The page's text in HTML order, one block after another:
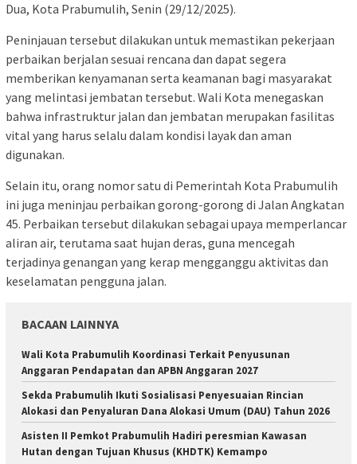
Dua, Kota Prabumulih, Senin (29/12/2025).
Peninjauan tersebut dilakukan untuk memastikan pekerjaan
perbaikan berjalan sesuai rencana dan dapat segera
memberikan kenyamanan serta keamanan bagi masyarakat
yang melintasi jembatan tersebut. Wali Kota menegaskan
bahwa infrastruktur jalan dan jembatan merupakan fasilitas
vital yang harus selalu dalam kondisi layak dan aman
digunakan.
Selain itu, orang nomor satu di Pemerintah Kota Prabumulih
ini juga meninjau perbaikan gorong-gorong di Jalan Angkatan
45. Perbaikan tersebut dilakukan sebagai upaya memperlancar
aliran air, terutama saat hujan deras, guna mencegah
terjadinya genangan yang kerap mengganggu aktivitas dan
keselamatan pengguna jalan.
BACAAN LAINNYA
Wali Kota Prabumulih Koordinasi Terkait Penyusunan
Anggaran Pendapatan dan APBN Anggaran 2027
Sekda Prabumulih Ikuti Sosialisasi Penyesuaian Rincian
Alokasi dan Penyaluran Dana Alokasi Umum (DAU) Tahun 2026
Asisten II Pemkot Prabumulih Hadiri peresmian Kawasan
Hutan dengan Tujuan Khusus (KHDTK) Kemampo